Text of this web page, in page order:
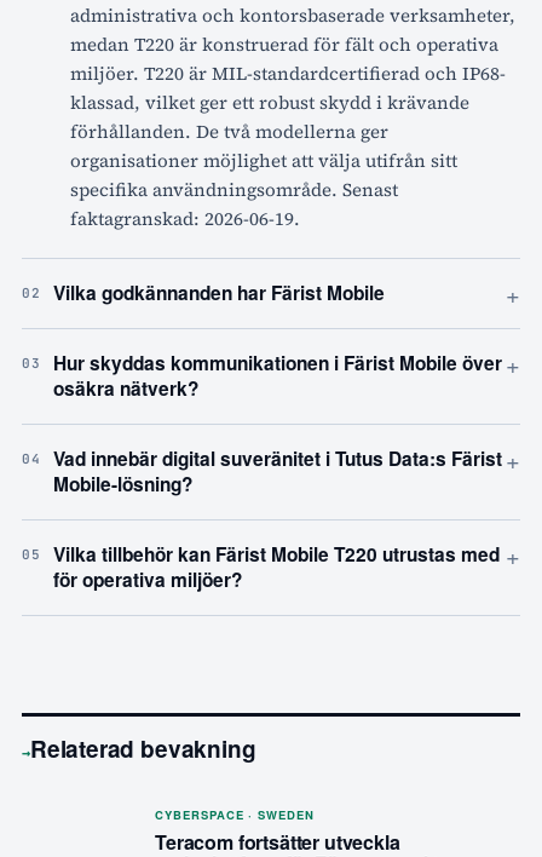
administrativa och kontorsbaserade verksamheter,
medan T220 är konstruerad för fält och operativa
miljöer. T220 är MIL-standardcertifierad och IP68-
klassad, vilket ger ett robust skydd i krävande
förhållanden. De två modellerna ger
organisationer möjlighet att välja utifrån sitt
specifika användningsområde. Senast
faktagranskad: 2026-06-19.
02 Vilka godkännanden har Färist Mobile +
03
Hur skyddas kommunikationen i Färist Mobile över
osäkra nätverk?
+
04
Vad innebär digital suveränitet i Tutus Data:s Färist
Mobile-lösning?
+
05
Vilka tillbehör kan Färist Mobile T220 utrustas med
för operativa miljöer?
+
→Relaterad bevakning
CYBERSPACE · SWEDEN
Teracom fortsätter utveckla